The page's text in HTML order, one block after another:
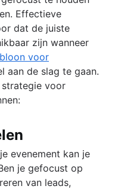
Effectieve
dat de juiste
zijn wanneer
voor
aan de slag te gaan.
voor
evenement kan je
je gefocust op
van leads,